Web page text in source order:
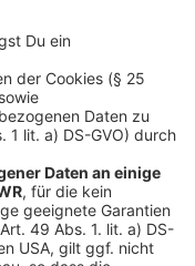
Nachhaltigkeit
Sportbund
ist nachhaltig,
Sportstätten
ertüchtigt
Wüst. Nur das
Dorf